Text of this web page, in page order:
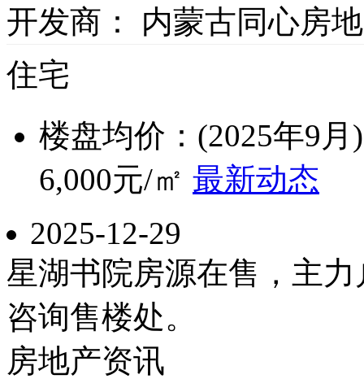
开发商：
内蒙古同心房
住宅
楼盘均价：(2025年9月)
6,000元/㎡ 最新动态
2025-12-29
星湖书院房源在售，主
咨询售楼处。
房地产资讯